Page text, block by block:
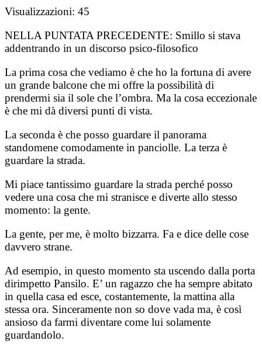
Visualizzazioni: 45
NELLA PUNTATA PRECEDENTE: Smillo si stava
addentrando in un discorso psico-filosofico
La prima cosa che vediamo è che ho la fortuna di avere
un grande balcone che mi offre la possibilità di
prendermi sia il sole che l’ombra. Ma la cosa eccezionale
è che mi dà diversi punti di vista.
La seconda è che posso guardare il panorama
standomene comodamente in panciolle. La terza è
guardare la strada.
Mi piace tantissimo guardare la strada perché posso
vedere una cosa che mi stranisce e diverte allo stesso
momento: la gente.
La gente, per me, è molto bizzarra. Fa e dice delle cose
davvero strane.
Ad esempio, in questo momento sta uscendo dalla porta
dirimpetto Pansilo. E’ un ragazzo che ha sempre abitato
in quella casa ed esce, costantemente, la mattina alla
stessa ora. Sinceramente non so dove vada ma, è così
ansioso da farmi diventare come lui solamente
guardandolo.